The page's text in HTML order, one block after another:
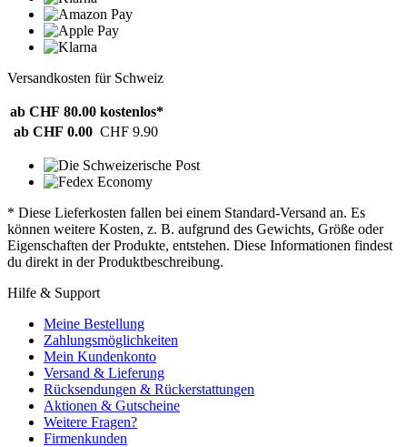
Versandkosten für Schweiz
ab CHF 80.00 kostenlos*
ab CHF 0.00 CHF 9.90
* Diese Lieferkosten fallen bei einem Standard-Versand an. Es
können weitere Kosten, z. B. aufgrund des Gewichts, Größe oder
Eigenschaften der Produkte, entstehen. Diese Informationen findest
du direkt in der Produktbeschreibung.
Hilfe & Support
Meine Bestellung
Zahlungsmöglichkeiten
Mein Kundenkonto
Versand & Lieferung
Rücksendungen & Rückerstattungen
Aktionen & Gutscheine
Weitere Fragen?
Firmenkunden